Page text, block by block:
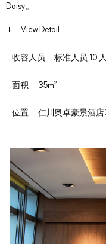
Daisy。
View Detail
收容人员 标准人员 10
面积 35㎡
位置 仁川奥卓豪景酒